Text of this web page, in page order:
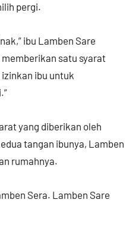
pergi.
ibu Lamben Sare
satu syarat
izinkan ibu untuk
yang diberikan oleh
tangan ibunya, Lamben
rumahnya.
Sera. Lamben Sare